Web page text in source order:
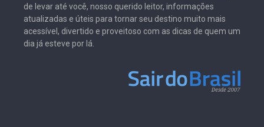
de levar até você, nosso querido leitor, informações
atualizadas e úteis para tornar seu destino muito mais
acessível, divertido e proveitoso com as dicas de quem um
dia já esteve por lá.